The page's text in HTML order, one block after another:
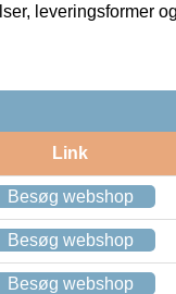
leveringsformer og
Link
Besøg webshop
Besøg webshop
Besøg webshop